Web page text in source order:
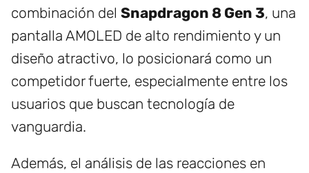
combinación del Snapdragon 8 Gen 3, una
pantalla AMOLED de alto rendimiento y un
diseño atractivo, lo posicionará como un
competidor fuerte, especialmente entre los
usuarios que buscan tecnología de
vanguardia.
Además, el análisis de las reacciones en